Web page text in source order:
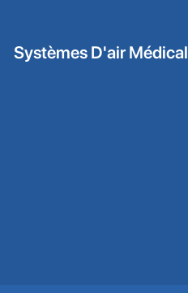
Systèmes D'air Médical